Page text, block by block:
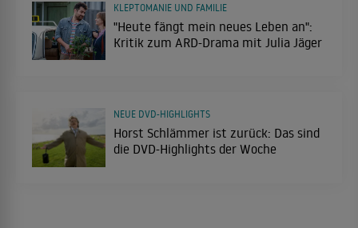
"Heute fängt mein neues Leben an":
Kritik zum ARD-Drama mit Julia Jäger
KLEPTOMANIE UND FAMILIE
Horst Schlämmer ist zurück: Das sind
die DVD-Highlights der Woche
NEUE DVD-HIGHLIGHTS